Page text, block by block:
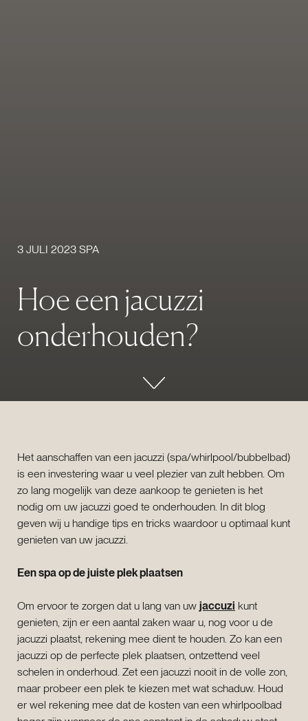
3 JULI 2023 SPA
Hoeeen jacuzzi
onderhouden?
Het aanschaffen van een jacuzzi (spa/whirlpool/bubbelbad)
is een investering waar u veel plezier van zult hebben. Om
zo lang mogelijk van deze aankoop te genieten is het
nodig om uw jacuzzi goed te onderhouden. In dit blog
geven wij u handige tips en tricks waardoor u optimaal kunt
genieten van uw jacuzzi.
Een spa op de juiste plek plaatsen
Om ervoor te zorgen dat u lang van uw jaccuzi kunt
genieten, zijn er een aantal zaken waar u, nog voor u de
jacuzzi plaatst, rekening mee dient te houden. Zo kan een
jacuzzi op de perfecte plek plaatsen, ontzettend veel
schelen in onderhoud. Zet een jacuzzi nooit in de volle zon,
maar probeer een plek te kiezen met wat schaduw. Houd
er wel rekening mee dat de kosten van een whirlpoolbad